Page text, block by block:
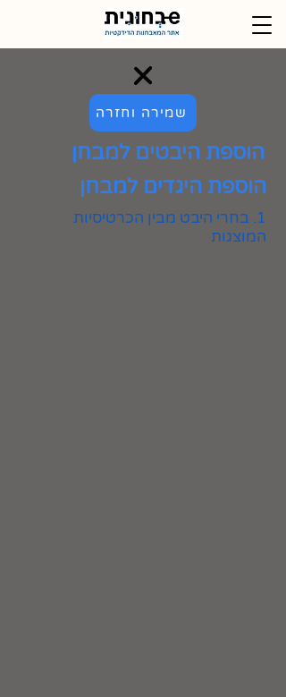
שמירה וחזרה
הוספת היבטים למבחן
הוספת היגדים למבחן
1. בחרי היבט מבין הכרטיסיות
המוצגות